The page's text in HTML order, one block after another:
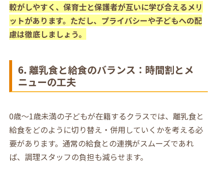
較がしやすく、保育士と保護者が互いに学び合えるメリ
ットがあります。ただし、プライバシーや子どもへの配
慮は徹底しましょう。
6. 離乳食と給食のバランス：時間割とメ
ニューの工夫
0歳～1歳未満の子どもが在籍するクラスでは、離乳食と
給食をどのように切り替え・併用していくかを考える必
要があります。通常の給食との連携がスムーズであれ
ば、調理スタッフの負担も減らせます。